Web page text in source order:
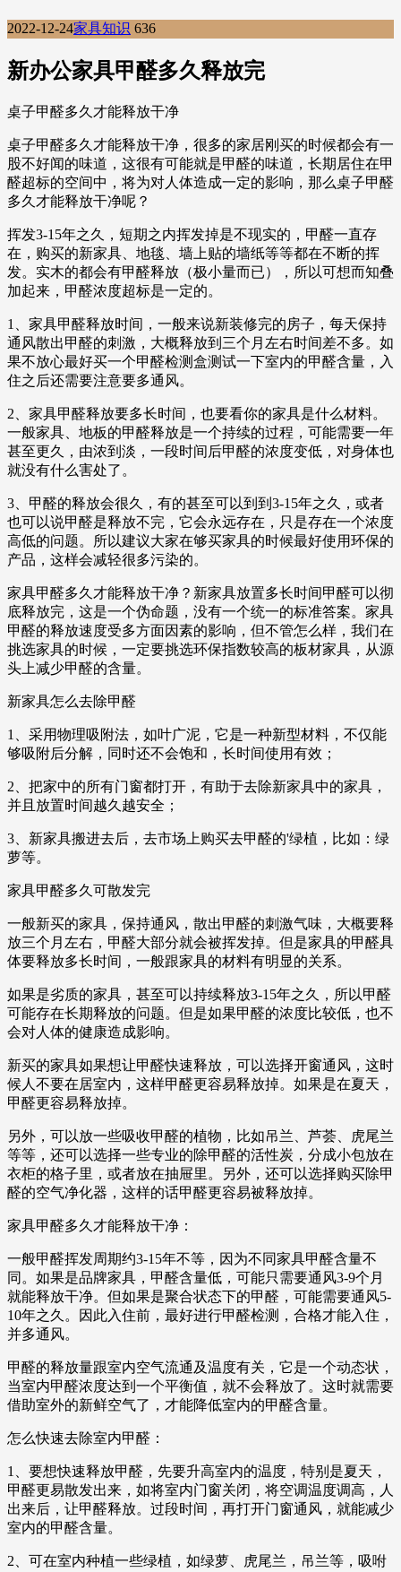
2022-12-24家具知识 636
新办公家具甲醛多久释放完
桌子甲醛多久才能释放干净
桌子甲醛多久才能释放干净，很多的家居刚买的时候都会有一
股不好闻的味道，这很有可能就是甲醛的味道，长期居住在甲
醛超标的空间中，将为对人体造成一定的影响，那么桌子甲醛
多久才能释放干净呢？
挥发3-15年之久，短期之内挥发掉是不现实的，甲醛一直存
在，购买的新家具、地毯、墙上贴的墙纸等等都在不断的挥
发。实木的都会有甲醛释放（极小量而已），所以可想而知叠
加起来，甲醛浓度超标是一定的。
1、家具甲醛释放时间，一般来说新装修完的房子，每天保持
通风散出甲醛的刺激，大概释放到三个月左右时间差不多。如
果不放心最好买一个甲醛检测盒测试一下室内的甲醛含量，入
住之后还需要注意要多通风。
2、家具甲醛释放要多长时间，也要看你的家具是什么材料。
一般家具、地板的甲醛释放是一个持续的过程，可能需要一年
甚至更久，由浓到淡，一段时间后甲醛的浓度变低，对身体也
就没有什么害处了。
3、甲醛的释放会很久，有的甚至可以到到3-15年之久，或者
也可以说甲醛是释放不完，它会永远存在，只是存在一个浓度
高低的问题。所以建议大家在够买家具的时候最好使用环保的
产品，这样会减轻很多污染的。
家具甲醛多久才能释放干净？新家具放置多长时间甲醛可以彻
底释放完，这是一个伪命题，没有一个统一的标准答案。家具
甲醛的释放速度受多方面因素的影响，但不管怎么样，我们在
挑选家具的时候，一定要挑选环保指数较高的板材家具，从源
头上减少甲醛的含量。
新家具怎么去除甲醛
1、采用物理吸附法，如叶广泥，它是一种新型材料，不仅能
够吸附后分解，同时还不会饱和，长时间使用有效；
2、把家中的所有门窗都打开，有助于去除新家具中的家具，
并且放置时间越久越安全；
3、新家具搬进去后，去市场上购买去甲醛的'绿植，比如：绿
萝等。
家具甲醛多久可散发完
一般新买的家具，保持通风，散出甲醛的刺激气味，大概要释
放三个月左右，甲醛大部分就会被挥发掉。但是家具的甲醛具
体要释放多长时间，一般跟家具的材料有明显的关系。
如果是劣质的家具，甚至可以持续释放3-15年之久，所以甲醛
可能存在长期释放的问题。但是如果甲醛的浓度比较低，也不
会对人体的健康造成影响。
新买的家具如果想让甲醛快速释放，可以选择开窗通风，这时
候人不要在居室内，这样甲醛更容易释放掉。如果是在夏天，
甲醛更容易释放掉。
另外，可以放一些吸收甲醛的植物，比如吊兰、芦荟、虎尾兰
等等，还可以选择一些专业的除甲醛的活性炭，分成小包放在
衣柜的格子里，或者放在抽屉里。另外，还可以选择购买除甲
醛的空气净化器，这样的话甲醛更容易被释放掉。
家具甲醛多久才能释放干净：
一般甲醛挥发周期约3-15年不等，因为不同家具甲醛含量不
同。如果是品牌家具，甲醛含量低，可能只需要通风3-9个月
就能释放干净。但如果是聚合状态下的甲醛，可能需要通风5-
10年之久。因此入住前，最好进行甲醛检测，合格才能入住，
并多通风。
甲醛的释放量跟室内空气流通及温度有关，它是一个动态状，
当室内甲醛浓度达到一个平衡值，就不会释放了。这时就需要
借助室外的新鲜空气了，才能降低室内的甲醛含量。
怎么快速去除室内甲醛：
1、要想快速释放甲醛，先要升高室内的温度，特别是夏天，
甲醛更易散发出来，如将室内门窗关闭，将空调温度调高，人
出来后，让甲醛释放。过段时间，再打开门窗通风，就能减少
室内的甲醛含量。
2、可在室内种植一些绿植，如绿萝、虎尾兰，吊兰等，吸咐